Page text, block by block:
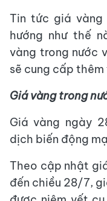
Tin tức giá
hướng như thế
vàng trong nước
sẽ cung cấp
Giá vàng trong
Giá vàng ngày
dịch biến động
Theo cập nhật
đến chiều 28/7,